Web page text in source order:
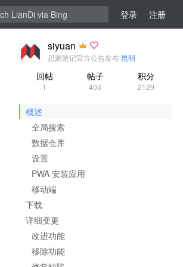
登录 注册
siyuan
思源笔记官方公告发布 昆明
回帖
1
帖子
403
积分
2129
概述
全局搜索
数据仓库
设置
PWA 安装应用
移动端
下载
详细变更
改进功能
移除功能